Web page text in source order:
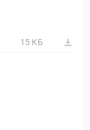
15 КБ